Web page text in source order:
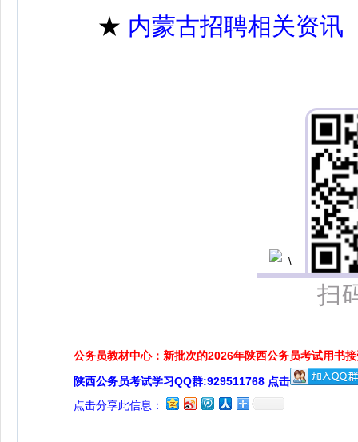
★ 内蒙古招聘相关资讯
扫
公务员教材中心：新批次的2026年陕西公务员考试用书
陕西公务员考试学习QQ群:929511768 点击
点击分享此信息：